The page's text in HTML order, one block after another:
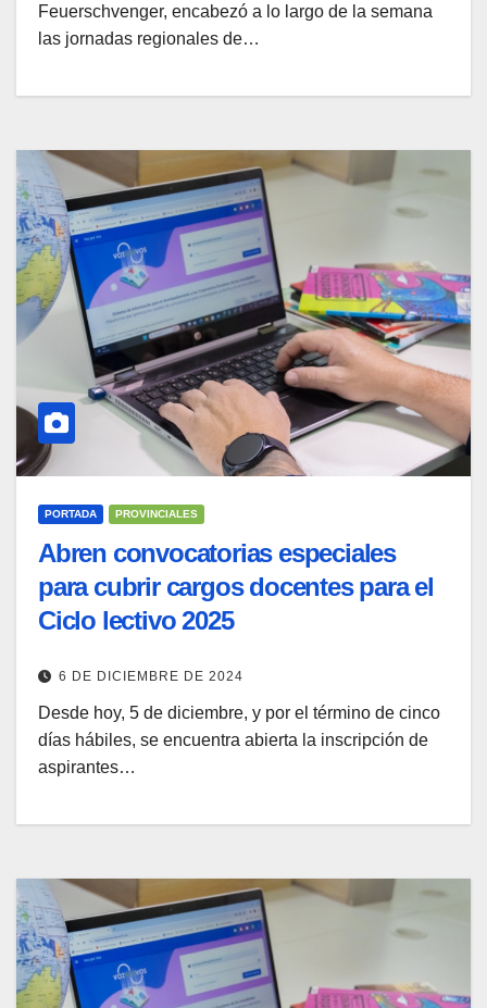
Feuerschvenger, encabezó a lo largo de la semana
las jornadas regionales de…
PORTADA PROVINCIALES
Abren convocatorias especiales
para cubrir cargos docentes para el
Ciclo lectivo 2025
6 DE DICIEMBRE DE 2024
Desde hoy, 5 de diciembre, y por el término de cinco
días hábiles, se encuentra abierta la inscripción de
aspirantes…